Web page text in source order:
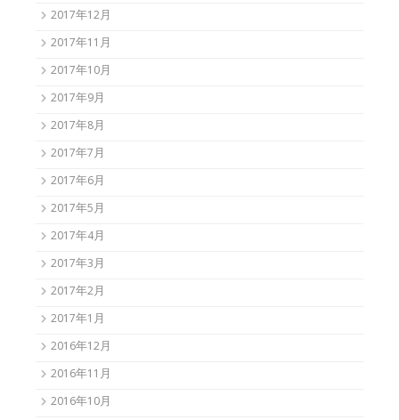
2017年12月
2017年11月
2017年10月
2017年9月
2017年8月
2017年7月
2017年6月
2017年5月
2017年4月
2017年3月
2017年2月
2017年1月
2016年12月
2016年11月
2016年10月